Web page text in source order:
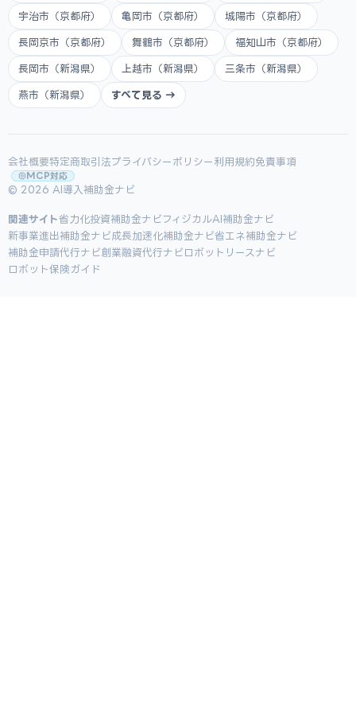
宇治市（京都府） 亀岡市（京都府） 城陽市（京都府）
長岡京市（京都府） 舞鶴市（京都府） 福知山市（京都府）
長岡市（新潟県） 上越市（新潟県） 三条市（新潟県）
燕市（新潟県） すべて見る →
会社概要特定商取引法プライバシーポリシー 利用規約免責事項
MCP対応
© 2026 AI導入補助金ナビ
関連サイト省力化投資補助金ナビ フィジカルAI補助金ナビ
新事業進出補助金ナビ成長加速化補助金ナビ省エネ補助金ナビ
補助金申請代行ナビ創業融資代行ナビ ロボットリースナビ
ロボット保険ガイド